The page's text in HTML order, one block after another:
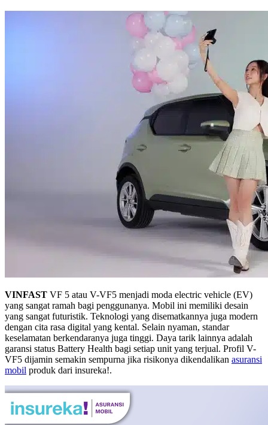
VINFAST VF 5 atau V-VF5 menjadi moda electric vehicle (EV)
yang sangat ramah bagi penggunanya. Mobil ini memiliki desain
yang sangat futuristik. Teknologi yang disematkannya juga modern
dengan cita rasa digital yang kental. Selain nyaman, standar
keselamatan berkendaranya juga tinggi. Daya tarik lainnya adalah
garansi status Battery Health bagi setiap unit yang terjual. Profil V-
VF5 dijamin semakin sempurna jika risikonya dikendalikan asuransi
mobil produk dari insureka!.